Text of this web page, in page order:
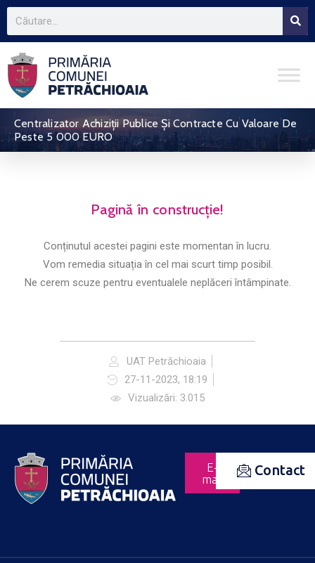
Centralizator Achiziții Publice Și Contracte Cu Valoare De
Peste 5 000 EURO
Pagină în construcție!
Conținutul acestei pagini este momentan în lucru.
Vom remedia situația în cel mai scurt timp posibil.
Ne cerem scuze pentru eventualele neplăceri întâmpinate.
UAT Petrăchioaia
27-11-2023, 18:19
Vizualizări: 3.015
E-
mail
Contact